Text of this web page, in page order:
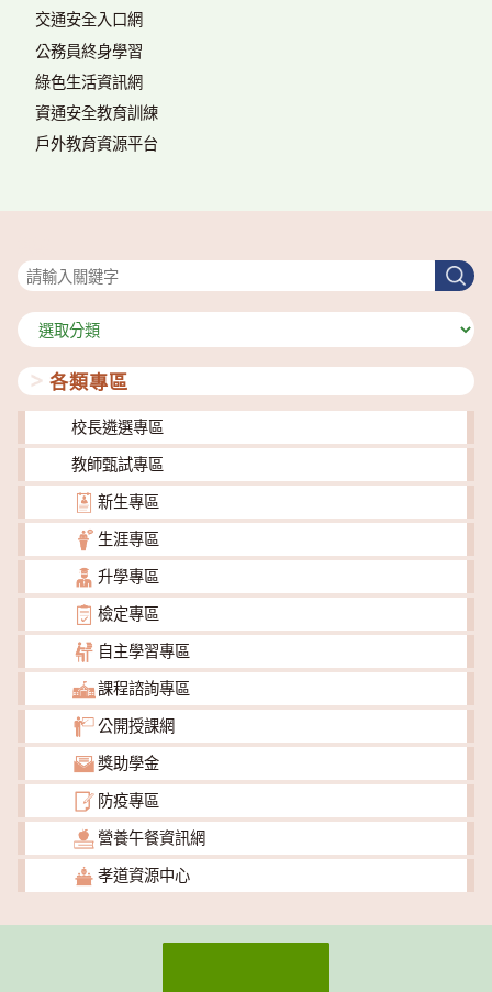
交通安全入口網
公務員終身學習
綠色生活資訊網
資通安全教育訓練
戶外教育資源平台
搜
尋
分
類
各類專區
校長遴選專區
教師甄試專區
新生專區
生涯專區
升學專區
檢定專區
自主學習專區
課程諮詢專區
公開授課網
獎助學金
防疫專區
營養午餐資訊網
孝道資源中心